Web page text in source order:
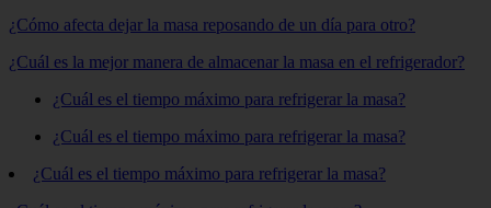
¿Cómo afecta dejar la masa reposando de un día para otro?
¿Cuál es la mejor manera de almacenar la masa en el refrigerador?
¿Cuál es el tiempo máximo para refrigerar la masa?
¿Cuál es el tiempo máximo para refrigerar la masa?
¿Cuál es el tiempo máximo para refrigerar la masa?